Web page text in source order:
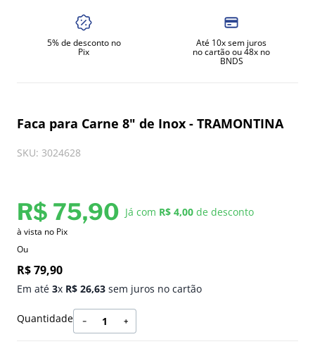
5% de desconto no
Pix
Até 10x sem juros
no cartão ou 48x no
BNDS
Faca para Carne 8" de Inox - TRAMONTINA
SKU: 3024628
R$ 75,90 Já com R$ 4,00 de desconto
à vista no Pix
Ou
R$79,90
Em até 3x R$ 26,63 sem juros no cartão
Quantidade ＋
－